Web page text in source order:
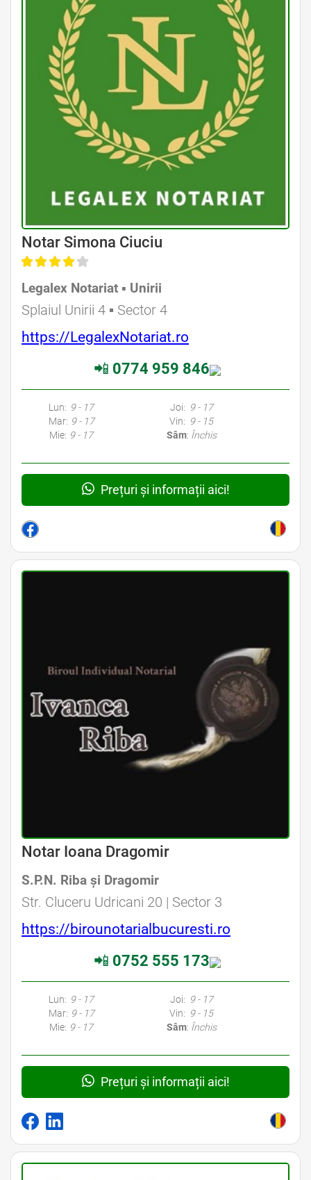
Avocat Specializat în Drept Civil • Avocat Specializat în Dreptul Familiei
Notar Simona Ciuciu
Legalex Notariat ▪︎ Unirii
Splaiul Unirii 4 ▪︎ Sector 4
https://LegalexNotariat.ro
📲 0774 959 846
Lun: 9 - 17
Mar: 9 - 17
Mie: 9 - 17
Joi: 9 - 17
Vin: 9 - 15
Sâm: Închis
Prețuri și informații aici!
Avocat Specializat în Drept Civil • Avocat Specializat în Dreptul Familiei
Notar Ioana Dragomir
S.P.N. Riba şi Dragomir
Avocat Specializat în Drept Civil • Avocat Specializat în Dreptul Familiei
Str. Cluceru Udricani 20 | Sector 3
https://birounotarialbucuresti.ro
📲 0752 555 173
Lun: 9 - 17
Mar: 9 - 17
Mie: 9 - 17
Joi: 9 - 17
Vin: 9 - 15
Sâm: Închis
Prețuri și informații aici!